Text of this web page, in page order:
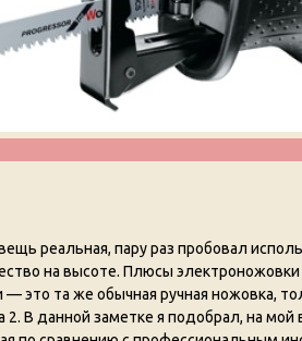
реальная, пару раз пробовал
на высоте. Плюсы
это та же обычная ручная ножовка,
2. В данной заметке я подобрал, на